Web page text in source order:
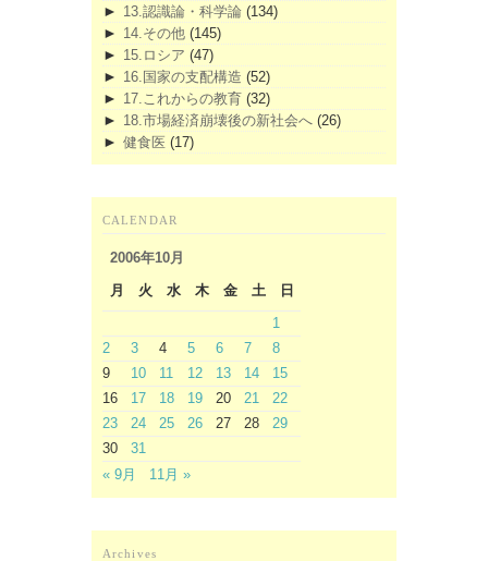
► 13.認識論・科学論 (134)
► 14.その他 (145)
► 15.ロシア (47)
► 16.国家の支配構造 (52)
► 17.これからの教育 (32)
► 18.市場経済崩壊後の新社会へ (26)
► 健食医 (17)
CALENDAR
2006年10月
月
火 水 木 金 土
日
1
2
3 4 5 6 7
8
9
10 11 12 13 14
15
16
17 18 19 20 21
22
23
24 25 26 27 28
29
30
31
« 9月
11月 »
Archives